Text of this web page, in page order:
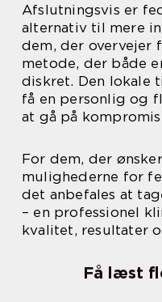
Afslutningsvis er
alternativ til mere
dem, der overvejer
metode, der både
diskret. Den lokale
få en personlig og
at gå på
For dem, der
mulighederne for
det anbefales at
– en professionel
kvalitet, resultater
Få læst